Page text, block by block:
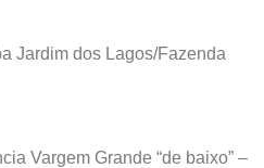
Jardim dos Lagos/Fazenda
Vargem Grande “de baixo” –